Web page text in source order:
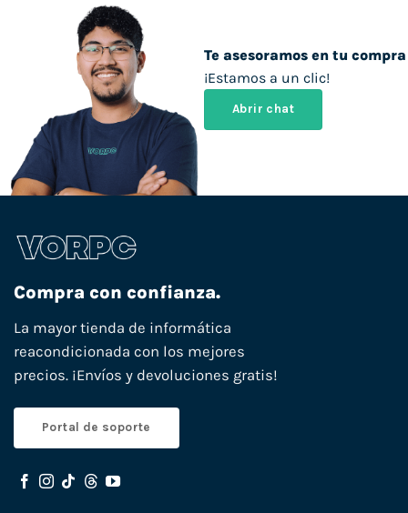
Te asesoramos en tu compra
¡Estamos a un clic!
Abrir chat
Compra con confianza.
La mayor tienda de informática
reacondicionada con los mejores
precios. ¡Envíos y devoluciones gratis!
Portal de soporte